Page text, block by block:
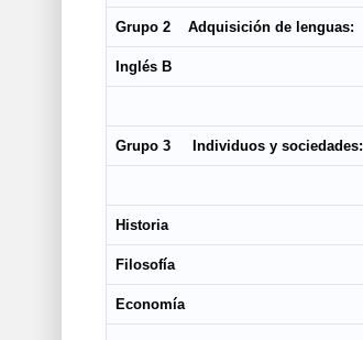
Grupo 2 Adquisición de lenguas:
Inglés B
Grupo 3 Individuos y sociedades:
Historia
Filosofía
Economía